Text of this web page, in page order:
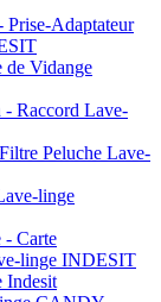
Prise-Adaptateur
de Vidange
Raccord Lave-
Peluche Lave-
linge
- Carte
linge INDESIT
Indesit